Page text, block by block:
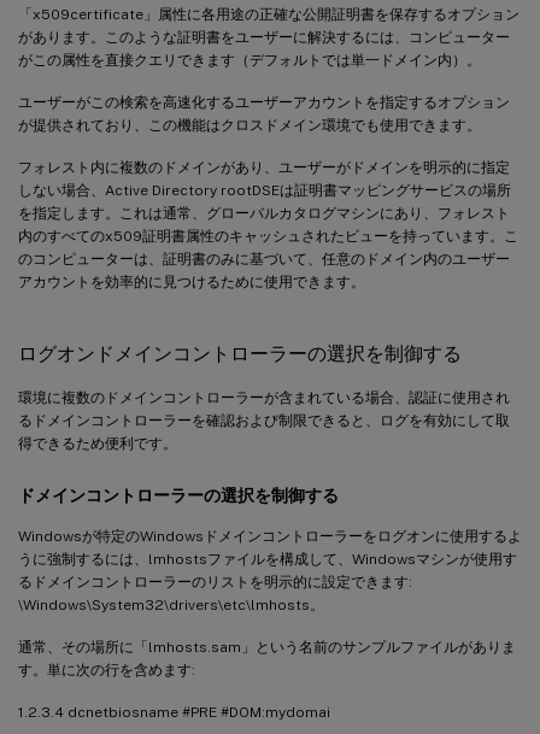
「x509certificate」属性に各用途の正確な公開証明書を保存するオプション
があります。このような証明書をユーザーに解決するには、コンピューター
がこの属性を直接クエリできます（デフォルトでは単一ドメイン内）。
ユーザーがこの検索を高速化するユーザーアカウントを指定するオプション
が提供されており、この機能はクロスドメイン環境でも使用できます。
フォレスト内に複数のドメインがあり、ユーザーがドメインを明示的に指定
しない場合、Active Directory rootDSEは証明書マッピングサービスの場所
を指定します。これは通常、グローバルカタログマシンにあり、フォレスト
内のすべてのx509証明書属性のキャッシュされたビューを持っています。こ
のコンピューターは、証明書のみに基づいて、任意のドメイン内のユーザー
アカウントを効率的に見つけるために使用できます。
ログオンドメインコントローラーの選択を制御する
環境に複数のドメインコントローラーが含まれている場合、認証に使用され
るドメインコントローラーを確認および制限できると、ログを有効にして取
得できるため便利です。
ドメインコントローラーの選択を制御する
Windowsが特定のWindowsドメインコントローラーをログオンに使用するよ
うに強制するには、lmhostsファイルを構成して、Windowsマシンが使用す
るドメインコントローラーのリストを明示的に設定できます:
\Windows\System32\drivers\etc\lmhosts。
通常、その場所に「lmhosts.sam」という名前のサンプルファイルがありま
す。単に次の行を含めます:
1.2.3.4 dcnetbiosname #PRE #DOM:mydomai